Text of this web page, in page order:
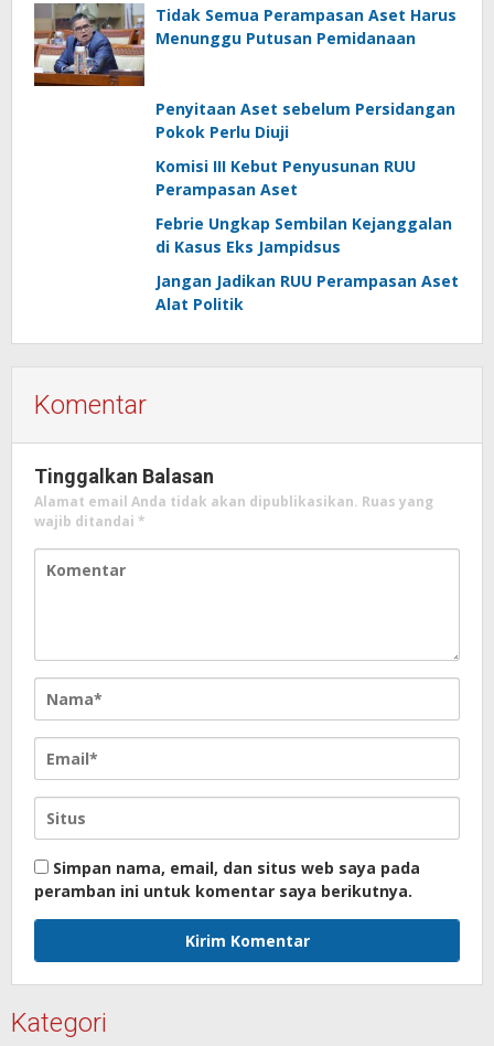
Tidak Semua Perampasan Aset Harus
Menunggu Putusan Pemidanaan
Penyitaan Aset sebelum Persidangan
Pokok Perlu Diuji
Komisi III Kebut Penyusunan RUU
Perampasan Aset
Febrie Ungkap Sembilan Kejanggalan
di Kasus Eks Jampidsus
Jangan Jadikan RUU Perampasan Aset
Alat Politik
Komentar
Tinggalkan Balasan
Alamat email Anda tidak akan dipublikasikan. Ruas yang
wajib ditandai *
Simpan nama, email, dan situs web saya pada
peramban ini untuk komentar saya berikutnya.
Kategori